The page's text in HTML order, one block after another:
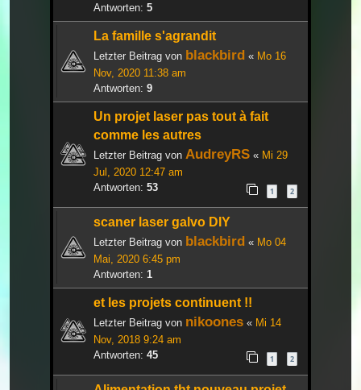
Antworten: 5
La famille s'agrandit
Letzter Beitrag von blackbird « Mo 16
Nov, 2020 11:38 am
Antworten: 9
Un projet laser pas tout à fait
comme les autres
Letzter Beitrag von AudreyRS « Mi 29
Jul, 2020 12:47 am
Antworten: 53 1 2
scaner laser galvo DIY
Letzter Beitrag von blackbird « Mo 04
Mai, 2020 6:45 pm
Antworten: 1
et les projets continuent !!
Letzter Beitrag von nikoones « Mi 14
Nov, 2018 9:24 am
Antworten: 45 1 2